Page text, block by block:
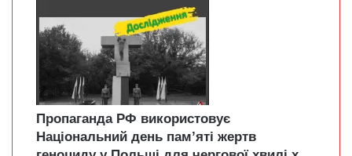
Пропаганда РФ використовує
Національний день пам’яті жертв